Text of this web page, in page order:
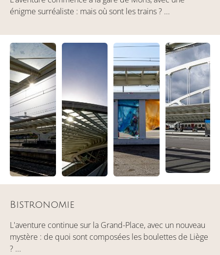
énigme surréaliste : mais où sont les trains ? ...
Bistronomie
L'aventure continue sur la Grand-Place, avec un nouveau
mystère : de quoi sont composées les boulettes de Liège
? ...